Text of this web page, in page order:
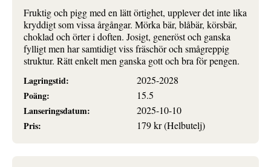
Fruktig och pigg med en lätt örtighet, upplever det inte lika
kryddigt som vissa årgångar. Mörka bär, blåbär, körsbär,
choklad och örter i doften. Josigt, generöst och ganska
fylligt men har samtidigt viss fräschör och smågreppig
struktur. Rätt enkelt men ganska gott och bra för pengen.
Lagringstid:
2025-2028
Poäng:
15.5
Lanseringsdatum:
2025-10-10
Pris:
179 kr (Helbutelj)